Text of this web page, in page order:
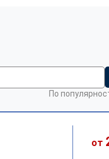
По
от